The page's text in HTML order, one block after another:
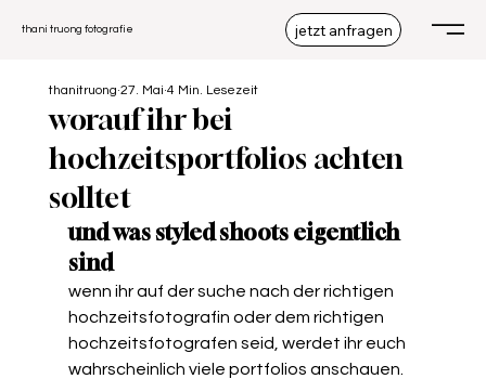
thani truong fotografie jetzt anfragen
worauf ihr bei
hochzeitsportfolios achten
solltet
thanitruong 27. Mai 4 Min. Lesezeit
und was styled shoots eigentlich
sind
wenn ihr auf der suche nach der richtigen
hochzeitsfotografin oder dem richtigen
hochzeitsfotografen seid, werdet ihr euch
wahrscheinlich viele portfolios anschauen.